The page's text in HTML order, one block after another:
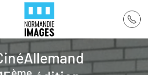
cookies